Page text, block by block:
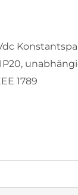
IP20,
1789